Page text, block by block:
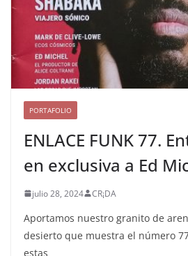
PORTAFOLIO
ENLACE FUNK 77.
en exclusiva a Ed
julio 28, 2024 CR¡DA
Aportamos nuestro granito de
desierto que muestra el número
estas